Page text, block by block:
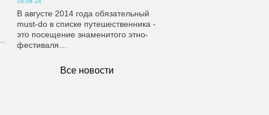
В августе 2014 года обязательный
must-do в списке путешественника -
это посещение знаменитого этно-
фестиваля…
Все новости